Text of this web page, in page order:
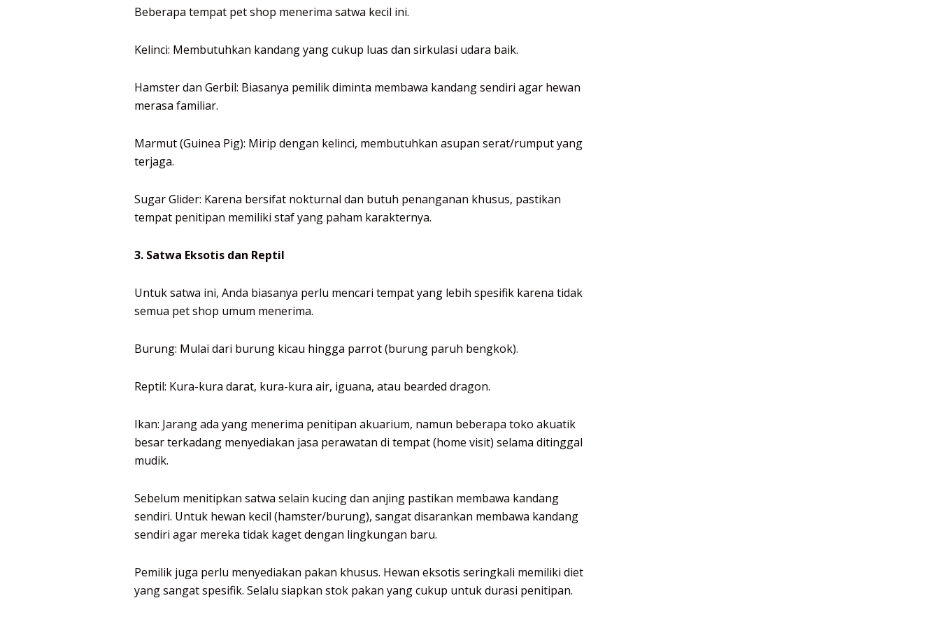
Beberapa tempat pet shop menerima satwa kecil ini.
Kelinci: Membutuhkan kandang yang cukup luas dan sirkulasi udara baik.
Hamster dan Gerbil: Biasanya pemilik diminta membawa kandang sendiri agar hewan
merasa familiar.
Marmut (Guinea Pig): Mirip dengan kelinci, membutuhkan asupan serat/rumput yang
terjaga.
Sugar Glider: Karena bersifat nokturnal dan butuh penanganan khusus, pastikan
tempat penitipan memiliki staf yang paham karakternya.
3. Satwa Eksotis dan Reptil
Untuk satwa ini, Anda biasanya perlu mencari tempat yang lebih spesifik karena tidak
semua pet shop umum menerima.
Burung: Mulai dari burung kicau hingga parrot (burung paruh bengkok).
Reptil: Kura-kura darat, kura-kura air, iguana, atau bearded dragon.
Ikan: Jarang ada yang menerima penitipan akuarium, namun beberapa toko akuatik
besar terkadang menyediakan jasa perawatan di tempat (home visit) selama ditinggal
mudik.
Sebelum menitipkan satwa selain kucing dan anjing pastikan membawa kandang
sendiri. Untuk hewan kecil (hamster/burung), sangat disarankan membawa kandang
sendiri agar mereka tidak kaget dengan lingkungan baru.
Pemilik juga perlu menyediakan pakan khusus. Hewan eksotis seringkali memiliki diet
yang sangat spesifik. Selalu siapkan stok pakan yang cukup untuk durasi penitipan.